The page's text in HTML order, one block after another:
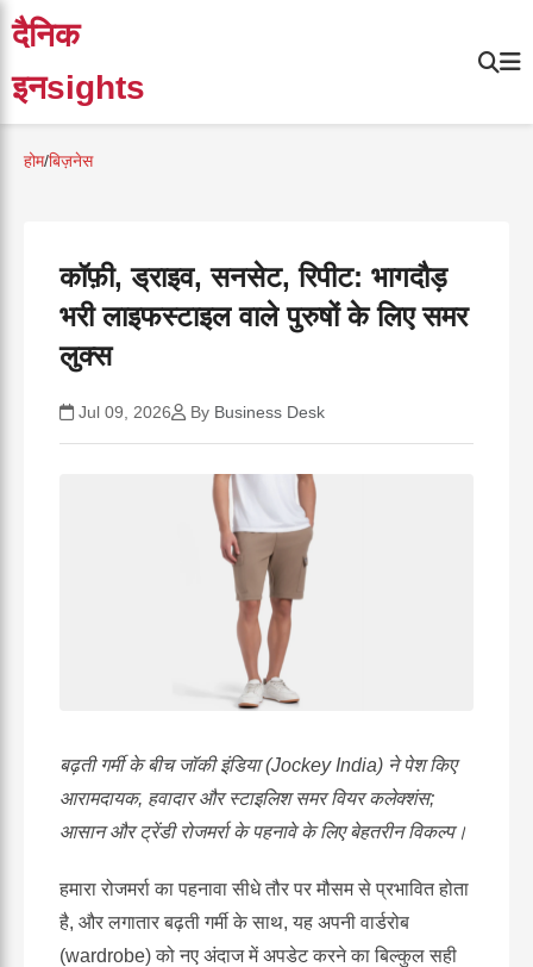
दैनिक
इनsights
होम/बिज़नेस
कॉफ़ी, ड्राइव, सनसेट, रिपीट: भागदौड़
भरी लाइफस्टाइल वाले पुरुषों के लिए समर
लुक्स
Jul 09, 2026 By Business Desk
बढ़ती गर्मी के बीच जॉकी इंडिया (Jockey India) ने पेश किए
आरामदायक, हवादार और स्टाइलिश समर वियर कलेक्शंस;
आसान और ट्रेंडी रोजमर्रा के पहनावे के लिए बेहतरीन विकल्प।
हमारा रोजमर्रा का पहनावा सीधे तौर पर मौसम से प्रभावित होता
है, और लगातार बढ़ती गर्मी के साथ, यह अपनी वार्डरोब
(wardrobe) को नए अंदाज में अपडेट करने का बिल्कुल सही